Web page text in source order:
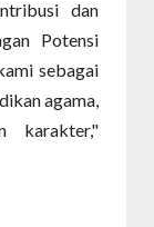
dan
Potensi
sebagai
agama,
karakter,"